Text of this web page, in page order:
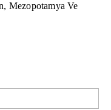
Mezopotamya Ve